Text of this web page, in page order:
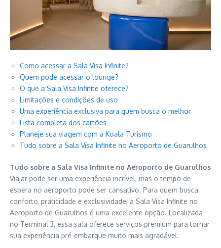
Como acessar a Sala Visa Infinite?
Quem pode acessar o lounge?
O que a Sala Visa Infinite oferece?
Limitações e condições de uso
Uma experiência exclusiva para quem busca o melhor
Lista completa dos cartões
Planeje sua viagem com a Koala Turismo
Tudo sobre a Sala Visa Infinite no Aeroporto de Guarulhos
Tudo sobre a Sala Visa Infinite no Aeroporto de Guarulhos
Viajar pode ser uma experiência incrível, mas o tempo de
espera no aeroporto pode ser cansativo. Para quem busca
conforto, praticidade e exclusividade, a Sala Visa Infinite no
Aeroporto de Guarulhos é uma excelente opção. Localizada
no Terminal 3, essa sala oferece serviços premium para tornar
sua experiência pré-embarque muito mais agradável.